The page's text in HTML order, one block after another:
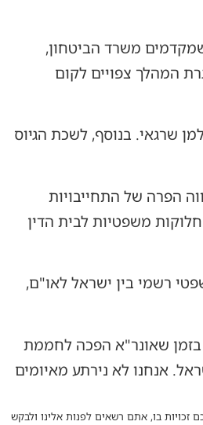
משרד הביטחון,
המהלך צפויים לקום
נטר ושלמה זלמן שרגאי. בנוסף, לשכת הגיוס
הפרה של התחייבויות
להעביר מחלוקות משפטיות לבית הדין
רשמי בין ישראל לאו"ם,
בזמן שאונר"א הפכה לחממת
אנחנו לא נירתע מאיומים
זכויות בו, אתם רשאים לפנות אלינו ולבקש